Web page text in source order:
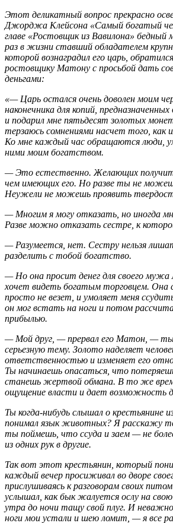
Этот деликатный вопрос прекрасно
Джорджа Клейсона «Самый богатый
главе «Ростовщик из Вавилона» бедный
раз в жизни ставший обладателем
которой вознаградил его царь,
ростовщику Матону с просьбой дать
деньгами:
«— Царь остался очень доволен моим
наконечника для копий, предназначенных
и подарил мне пятьдесят золотых
терзаюсь сомнениями насчет того, как
Ко мне каждый час обращаются люди,
ними моим богатством.
— Это естественно. Желающих
чем имеющих его. Но разве ты не
Неужели не можешь проявить
— Многим я могу отказать, но иногда
Разве можно отказать сестре, к
— Разумеется, нет. Сестру нельзя
разделить с тобой богатство.
— Но она просит денег для своего мужа
хочет видеть богатым торговцем. Она
просто не везет, и умоляет меня
он мог встать на ноги и потом
прибылью.
— Мой друг, — прервал его Матон, — ты
серьезную тему. Золото наделяет
ответственностью и изменяет его
Ты начинаешь опасаться, что
станешь жертвой обмана. В то же
ощущение власти и дает возможность
Ты когда-нибудь слышал о крестьянине
понимал язык животных? Я расскажу
ты поймешь, что ссуда и заем — не
из одних рук в другие.
Так вот этот крестьянин, который
каждый вечер просиживал во дворе
прислушиваясь к разговорам своих
услышал, как бык жалуется ослу на
утра до ночи тащу свой плуг. И
ноги мои устали и шею ломит, — я все